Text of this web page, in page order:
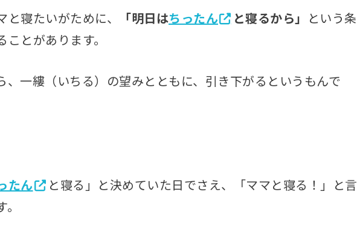
寝たいがために、 「明日はちったん と寝るから」 という条
とがあります。
、一縷（いちる）の望みとともに、引き下がるというもんで
たん
と寝る」と決めていた日でさえ、「ママと寝る！」と言